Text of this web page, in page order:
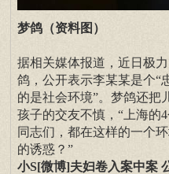
梦鸽（资料图）
据相关媒体报道，近日极
鸽，公开表示李某某是个“
的是社会环境”。梦鸽还把
孩子的交友不慎，“上海的
同志们，都在这样的一个
的诱惑？”
小S[微博]夫妇卷入案中案